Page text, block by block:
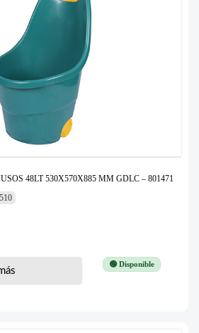
48LT 530X570X885 MM GDLC – 801471
🟢 Disponible